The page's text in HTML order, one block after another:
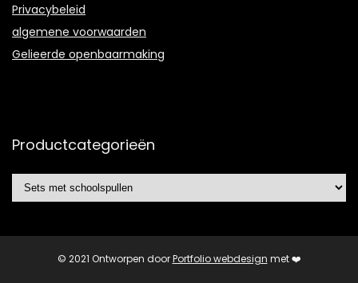
Privacybeleid
algemene voorwaarden
Gelieerde openbaarmaking
Productcategorieën
© 2021 Ontworpen doorPortfolio webdesign met ❤️